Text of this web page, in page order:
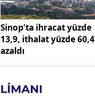
Sinop’ta ihracat yüzde
13,9, ithalat yüzde 60,4
azaldı